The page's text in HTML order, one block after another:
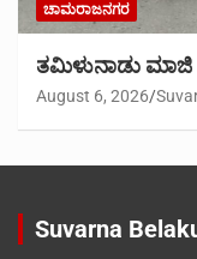
ಚಾಮರಾಜನಗರ
ತಮಿಳುನಾಡು ಮಾಜಿ
August 6, 2026
Suvarna